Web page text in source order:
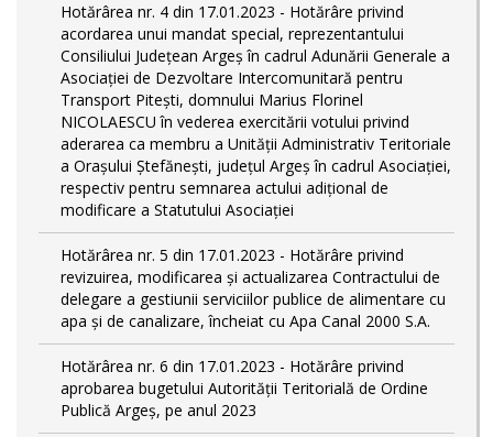
Hotărârea nr. 4 din 17.01.2023 - Hotărâre privind
acordarea unui mandat special, reprezentantului
Consiliului Județean Argeș în cadrul Adunării Generale a
Asociației de Dezvoltare Intercomunitară pentru
Transport Pitești, domnului Marius Florinel
NICOLAESCU în vederea exercitării votului privind
aderarea ca membru a Unității Administrativ Teritoriale
a Orașului Ștefănești, județul Argeș în cadrul Asociației,
respectiv pentru semnarea actului adițional de
modificare a Statutului Asociației
Hotărârea nr. 5 din 17.01.2023 - Hotărâre privind
revizuirea, modificarea și actualizarea Contractului de
delegare a gestiunii serviciilor publice de alimentare cu
apa și de canalizare, încheiat cu Apa Canal 2000 S.A.
Hotărârea nr. 6 din 17.01.2023 - Hotărâre privind
aprobarea bugetului Autorității Teritorială de Ordine
Publică Argeș, pe anul 2023